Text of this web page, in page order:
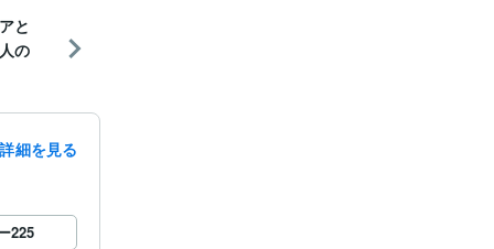
と
の
細を見る
225